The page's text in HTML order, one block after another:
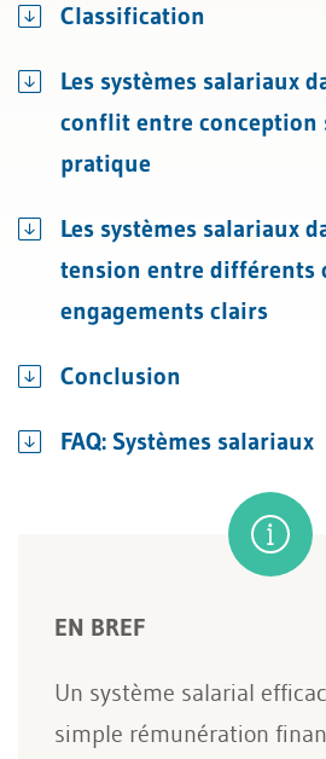
Classification
Les systèmes salariaux
conflit entre conception
pratique
Les systèmes salariaux
tension entre différents
engagements clairs
Conclusion
FAQ: Systèmes salariaux
EN BREF
Un système salarial
simple rémunération